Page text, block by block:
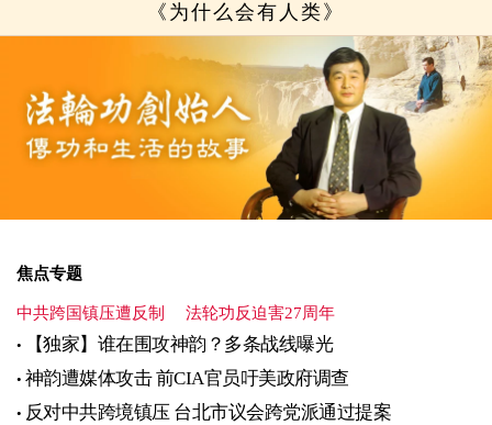
《为什么会有人类》
焦点专题
中共跨国镇压遭反制 法轮功反迫害27周年
【独家】谁在围攻神韵？多条战线曝光
神韵遭媒体攻击 前CIA官员吁美政府调查
反对中共跨境镇压 台北市议会跨党派通过提案